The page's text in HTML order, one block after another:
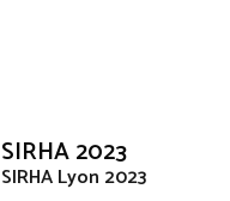
SIRHA 2023
SIRHA Lyon 2023